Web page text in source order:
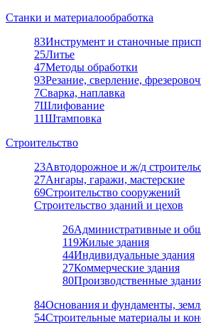
Станки и материалообработка
83Инструмент и станочные
25Литье
47Методы обработки
93Резание, сверление,
7Сварка, наплавка
7Шлифование
11Штамповка
Строительство
23Автодорожное и ж/д
27Ангары, гаражи, мастерские
69Строительство сооружений
Строительство зданий и цехов
26Административные и
119Жилые здания
44Индивидуальные здания
27Коммерческие здания
80Производственные
84Основания и фундаменты,
54Строительные материалы и